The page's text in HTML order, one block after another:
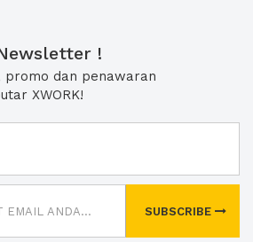
!
promo dan penawaran
XWORK!
SUBSCRIBE